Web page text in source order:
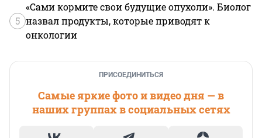
5
«Сами кормите свои будущие опухоли». Биолог
назвал продукты, которые приводят к
онкологии
ПРИСОЕДИНИТЬСЯ
Самые яркие фото и видео дня — в
наших группах в социальных сетях